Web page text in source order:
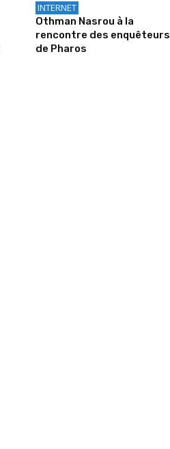
INTERNET
Othman Nasrou à la
rencontre des enquêteurs
de Pharos